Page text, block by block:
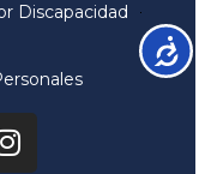
Discapacidad